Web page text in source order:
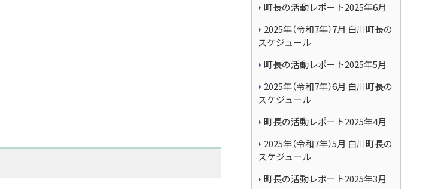
町長の活動レポート2025年6月
2025年（令和7年）7月 白川町長の
スケジュール
町長の活動レポート2025年5月
2025年（令和7年）6月 白川町長の
スケジュール
町長の活動レポート2025年4月
2025年（令和7年）5月 白川町長の
スケジュール
町長の活動レポート2025年3月